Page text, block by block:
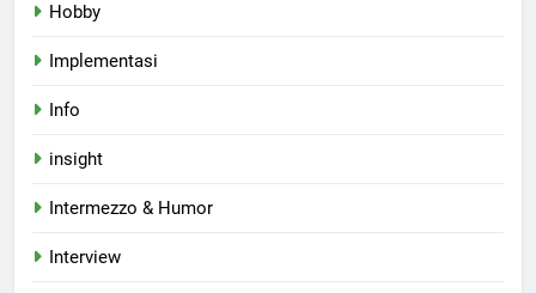
Hobby
Implementasi
Info
insight
Intermezzo & Humor
Interview